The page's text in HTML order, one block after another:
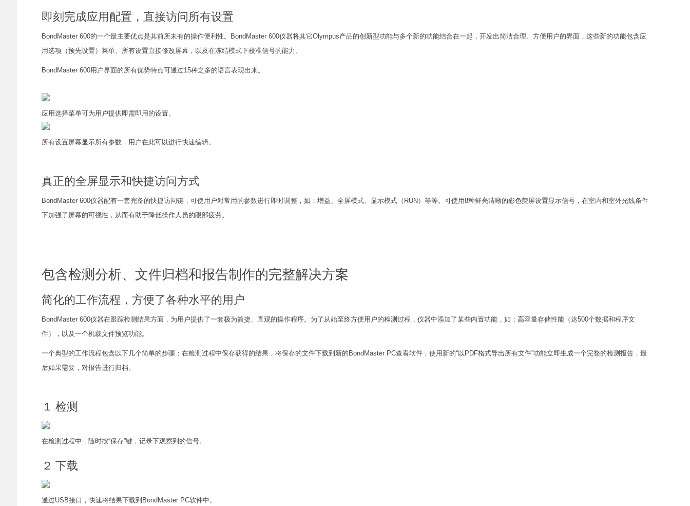
即刻完成应用配置，直接访问所有设置
BondMaster 600的一个最主要优点是其前所未有的操作便利性。BondMaster 600仪器将其它Olympus产品的创新型功能与多个新的功能结合在一起，开发出简洁合理、方便用户的界面，这些新的功能包含应
用选项（预先设置）菜单、所有设置直接修改屏幕，以及在冻结模式下校准信号的能力。
BondMaster 600用户界面的所有优势特点可通过15种之多的语言表现出来。
应用选择菜单可为用户提供即需即用的设置。
所有设置屏幕显示所有参数，用户在此可以进行快速编辑。
真正的全屏显示和快捷访问方式
BondMaster 600仪器配有一套完备的快捷访问键，可使用户对常用的参数进行即时调整，如：增益、全屏模式、显示模式（RUN）等等。可使用8种鲜亮清晰的彩色荧屏设置显示信号，在室内和室外光线条件
下加强了屏幕的可视性，从而有助于降低操作人员的眼部疲劳。
包含检测分析、文件归档和报告制作的完整解决方案
简化的工作流程，方便了各种水平的用户
BondMaster 600仪器在跟踪检测结果方面，为用户提供了一套极为简捷、直观的操作程序。为了从始至终方便用户的检测过程，仪器中添加了某些内置功能，如：高容量存储性能（达500个数据和程序文
件），以及一个机载文件预览功能。
一个典型的工作流程包含以下几个简单的步骤：在检测过程中保存获得的结果，将保存的文件下载到新的BondMaster PC查看软件，使用新的“以PDF格式导出所有文件”功能立即生成一个完整的检测报告，最
后如果需要，对报告进行归档。
１.检测
在检测过程中，随时按“保存”键，记录下观察到的信号。
２.下载
通过USB接口，快速将结果下载到BondMaster PC软件中。